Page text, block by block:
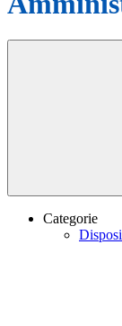
Categorie